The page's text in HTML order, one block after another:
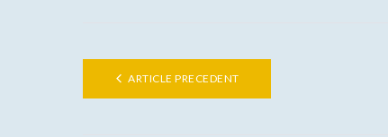
ARTICLE PRECEDENT